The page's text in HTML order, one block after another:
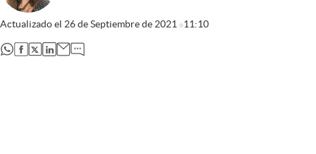
Actualizado el 26 de Septiembre de 2021 11:10
abre en nueva pestaña
abre en nueva pestaña
abre en nueva pestaña
abre en nueva pestaña